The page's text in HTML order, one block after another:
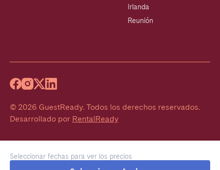
Seleccionar fechas para ver los precios
Irlanda
Reunión
© 2026 GuestReady. Todos los derechos reservados.
Desarrollado por RentalReady